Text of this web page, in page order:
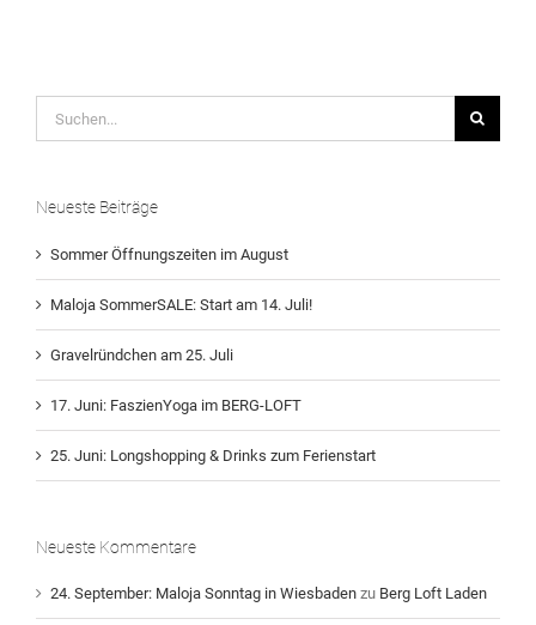
Neueste Beiträge
Sommer Öffnungszeiten im August
Maloja SommerSALE: Start am 14. Juli!
Gravelründchen am 25. Juli
17. Juni: FaszienYoga im BERG-LOFT
25. Juni: Longshopping & Drinks zum Ferienstart
Neueste Kommentare
24. September: Maloja Sonntag in Wiesbaden zu Berg Loft Laden